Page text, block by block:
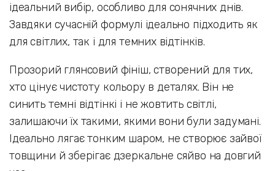
ідеальний вибір, особливо для сонячних днів.
Завдяки сучасній формулі ідеально підходить як
для світлих, так і для темних відтінків.
Прозорий глянсовий фініш, створений для тих,
хто цінує чистоту кольору в деталях. Він не
синить темні відтінкі і не жовтить світлі,
залишаючи їх такими, якими вони були задумані.
Ідеально лягає тонким шаром, не створює зайвої
товщини й зберігає дзеркальне сяйво на довгий